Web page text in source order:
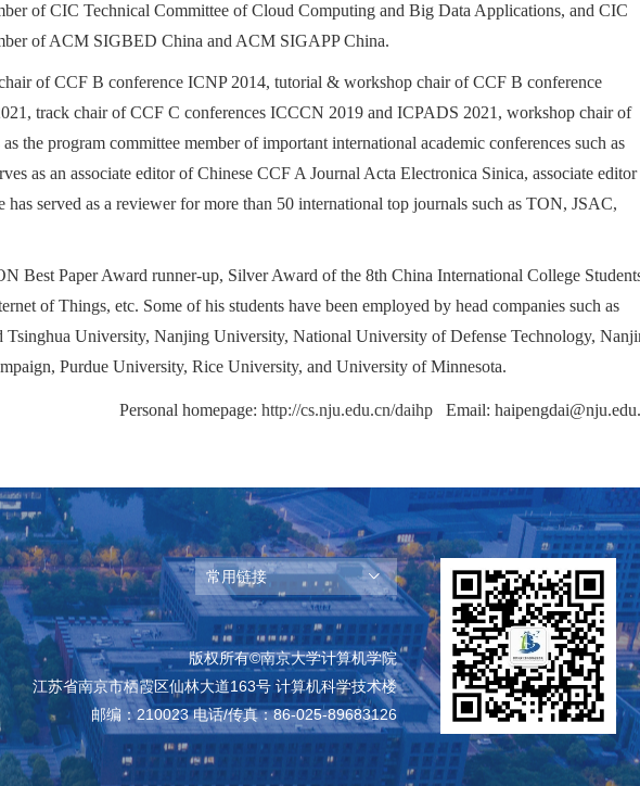
of CIC Technical Committee of Cloud Computing and Big Data Applications, and CIC
of ACM SIGBED China and ACM SIGAPP China.
of CCF B conference ICNP 2014, tutorial & workshop chair of CCF B conference
track chair of CCF C conferences ICCCN 2019 and ICPADS 2021, workshop chair of
program committee member of important international academic conferences such as
an associate editor of Chinese CCF A Journal Acta Electronica Sinica, associate
served as a reviewer for more than 50 international top journals such as TON, JSAC,
Best Paper Award runner-up, Silver Award of the 8th China International College
of Things, etc. Some of his students have been employed by head companies such as
University, Nanjing University, National University of Defense Technology,
Purdue University, Rice University, and University of Minnesota.
Personal homepage: http://cs.nju.edu.cn/daihp Email:
常用链接
版权所有©南京大学计算机学院
江苏省南京市栖霞区仙林大道163号 计算机科学技术楼
邮编：210023 电话/传真：86-025-89683126